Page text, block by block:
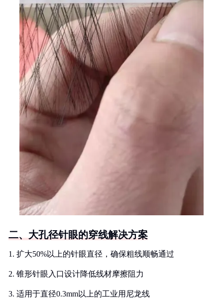
二、大孔径针眼的穿线解决方案
1. 扩大50%以上的针眼直径，确保粗线顺畅通过
2. 锥形针眼入口设计降低线材摩擦阻力
3. 适用于直径0.3mm以上的工业用尼龙线